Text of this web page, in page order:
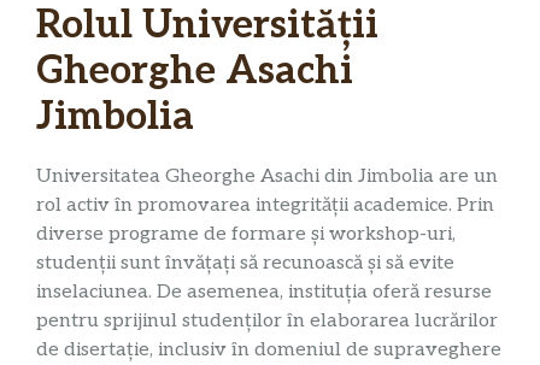
Rolul Universității
Gheorghe Asachi
Jimbolia
Universitatea Gheorghe Asachi din Jimbolia are un
rol activ în promovarea integrității academice. Prin
diverse programe de formare și workshop-uri,
studenții sunt învățați să recunoască și să evite
inselaciunea. De asemenea, instituția oferă resurse
pentru sprijinul studenților în elaborarea lucrărilor
de disertație, inclusiv în domeniul de supraveghere